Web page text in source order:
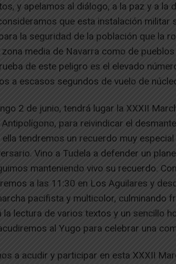
y apelamos al diálogo, a la paz y a la
que esta instalación militar
la seguridad de la población que la
media de Navarra como de
de este peligro es el elevado
a escasos segundos de vuelo de
2 de junio, tendrá lugar la XXXII
para reivindicar el
ella tendremos un recuerdo muy
Vino a Tudela a defender un
manteniendo vivo su recuerdo.
a las 11:30 en Los Aguilares y
pacifista y multicolor, culminando
la lectura de varios textos y un sencillo
al Yugo para celebrar una
a acudir y participar en esta XXXII